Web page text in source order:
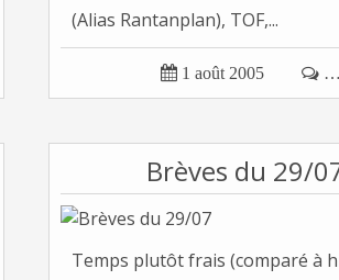
(Alias Rantanplan), TOF,...
 1 août 2005  …
Brèves du 29/
Temps plutôt frais (comparé à